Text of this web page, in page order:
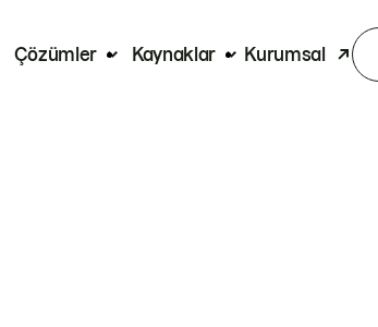
Çözümler Kaynaklar Kurumsal